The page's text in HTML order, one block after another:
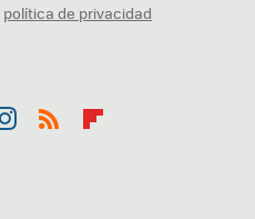
política de privacidad